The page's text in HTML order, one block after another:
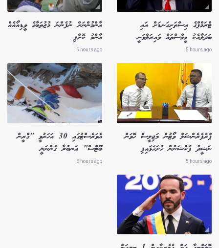
ޓްރަމްޕްގެ އިސްތަށިގަނޑަށް އައި
ބަދަލާއެކު މީމްސްތައް ވައިރަލްވަނީ
5 hours ago
އާންމުންނަށް ނުފެންނަ މުޖުތަބާގެ ވީޑިއޯއެއް
އާންމު ކޮށްފި
5 hours ago
ޕްރެފެރެންޝަލް ވޯޓުން މަޖިލީސް ހޮވަން
ނަޝީދު ފެކްޝަނުން ހުށަހަޅައިފި
5 hours ago
އެވަރެސްޓުގައި 30 އަހަރުވީ "ގްރީން
ބޫޓުްސް" އަނބުރާ ގެންނަނީ
6 hours ago